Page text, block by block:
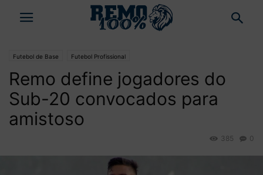
Futebol de Base Futebol Profissional
Remo define jogadores do
Sub-20 convocados para
amistoso
0
385